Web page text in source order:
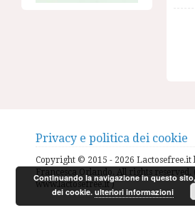
Privacy e politica dei cookie
Copyright © 2015 - 2026 Lactosefree.it
Francesca Orlando. All rights reserved. (
www.lactosefree.it )
Continuando la navigazione in questo
dei cookie.ulteriori informazioni